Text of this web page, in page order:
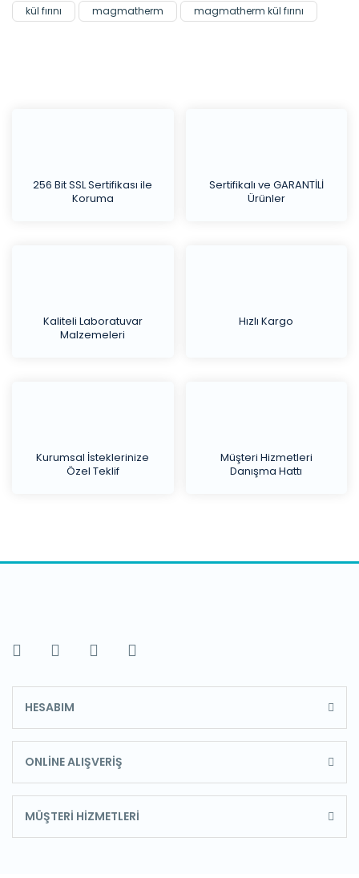
kül fırını
magmatherm magmatherm kül fırını
256 Bit SSL Sertifikası ile
Koruma
Sertifikalı ve GARANTİLİ
Ürünler
Kaliteli Laboratuvar
Malzemeleri
Hızlı Kargo
Kurumsal İsteklerinize
Özel Teklif
Müşteri Hizmetleri
Danışma Hattı
HESABIM
ONLİNE ALIŞVERİŞ
MÜŞTERİ HİZMETLERİ